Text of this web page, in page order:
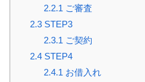
2.2.1 ご審査
2.3STEP3
2.3.1 ご契約
2.4STEP4
2.4.1 お借入れ